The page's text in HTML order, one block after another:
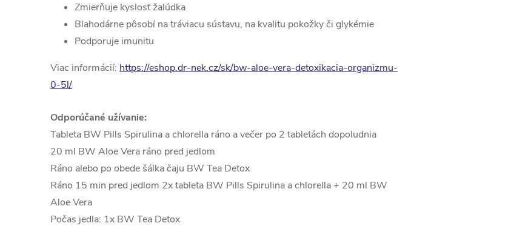
Zmierňuje kyslosť žalúdka
Blahodárne pôsobí na tráviacu sústavu, na kvalitu pokožky či glykémie
Podporuje imunitu
Viac informácií: https://eshop.dr-nek.cz/sk/bw-aloe-vera-detoxikacia-organizmu-
0-5l/
Odporúčané užívanie:
Tableta BW Pills Spirulina a chlorella ráno a večer po 2 tabletách dopoludnia
20 ml BW Aloe Vera ráno pred jedlom
Ráno alebo po obede šálka čaju BW Tea Detox
Ráno 15 min pred jedlom 2x tableta BW Pills Spirulina a chlorella + 20 ml BW
Aloe Vera
Počas jedla: 1x BW Tea Detox